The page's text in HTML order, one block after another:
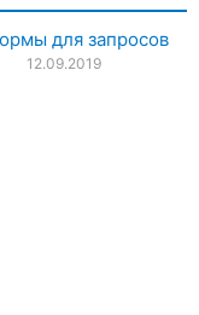
для запросов
12.09.2019